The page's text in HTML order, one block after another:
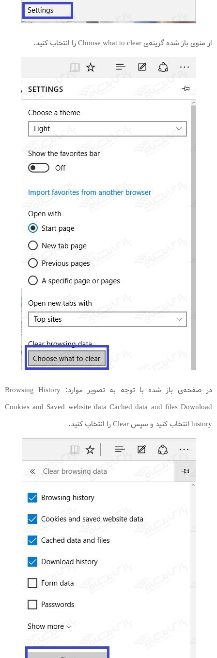
از منوی باز شده گزینه‌ی Choose what to clear را انتخاب کنید.
در صفحه‌ی باز شده با توجه به تصویر موارد: Browsing History
Cookies and Saved website data Cached data and files Download
history انتخاب کنید و سپس Clear را انتخاب کنید.